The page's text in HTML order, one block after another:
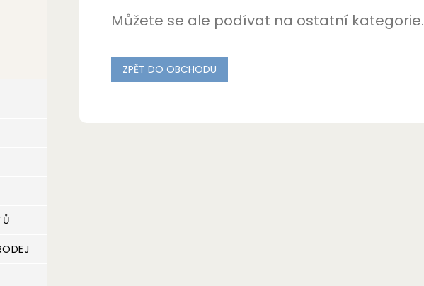
Můžete se ale podívat na ostatní kategorie.
ZPĚT DO OBCHODU